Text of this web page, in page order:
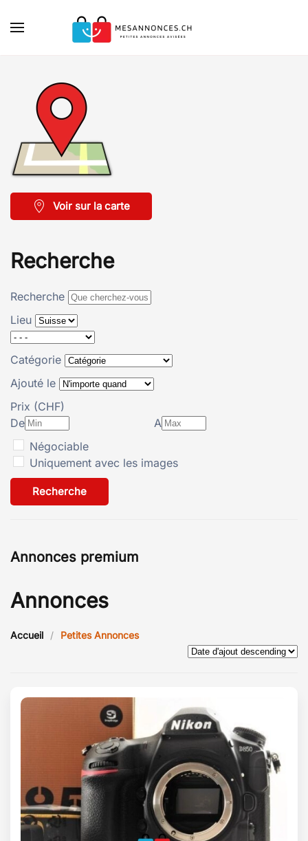
Accéder au contenu principal
Voir sur la carte
Recherche
Recherche
Lieu
Catégorie
Ajouté le
Prix (CHF)
De
A
Négociable
Uniquement avec les images
Recherche
Annonces premium
Annonces
Accueil Petites Annonces